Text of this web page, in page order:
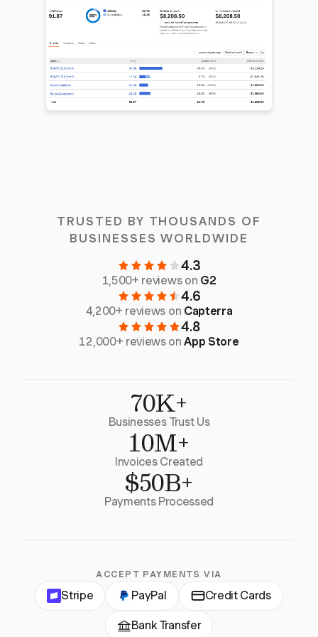
TRUSTED BY THOUSANDS OF
BUSINESSES WORLDWIDE
4.3
1,500+ reviews on G2
4.6
4,200+ reviews on Capterra
4.8
12,000+ reviews onApp Store
70K+
Businesses Trust Us
10M+
Invoices Created
$50B+
Payments Processed
ACCEPT PAYMENTS VIA
Stripe PayPal Credit Cards
Bank Transfer